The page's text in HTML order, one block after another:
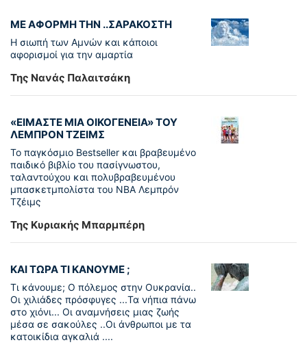
ΜΕ ΑΦΟΡΜΗ ΤΗΝ ..ΣΑΡΑΚΟΣΤΗ
Η σιωπή των Αμνών και κάποιοι
αφορισμοί για την αμαρτία
Της Νανάς Παλαιτσάκη
«ΕΙΜΑΣΤΕ ΜΙΑ ΟΙΚΟΓΕΝΕΙΑ» ΤΟΥ
ΛΕΜΠΡΟΝ ΤΖΕΙΜΣ
To παγκόσµιο Bestseller και βραβευµένο
παιδικό βιβλίο του πασίγνωστου,
ταλαντούχου και πολυβραβευµένου
µπασκετµπολίστα του NBA Λεµπρόν
Τζέιμς
Της Κυριακής Μπαρμπέρη
ΚΑΙ ΤΩΡΑ ΤΙ ΚΑΝΟΥΜΕ ;
Τι κάνουμε; Ο πόλεμος στην Ουκρανία..
Οι χιλιάδες πρόσφυγες ...Τα νήπια πάνω
στο χιόνι... Οι αναμνήσεις μιας ζωής
μέσα σε σακούλες ..Οι άνθρωποι με τα
κατοικίδια αγκαλιά ....